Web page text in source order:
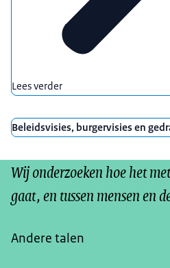
Lees verder
Beleidsvisies, burgervisies en
Wij onderzoeken hoe het
gaat, en tussen mensen en
Andere talen